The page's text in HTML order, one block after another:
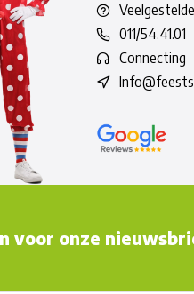
011/54.41.01
Connecting
voor onze